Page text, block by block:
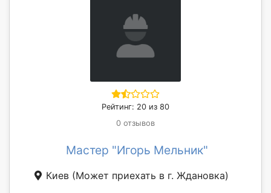
Рейтинг: 20 из 80
0 отзывов
Мастер "Игорь Мельник"
Киев (Может приехать в г. Ждановка)